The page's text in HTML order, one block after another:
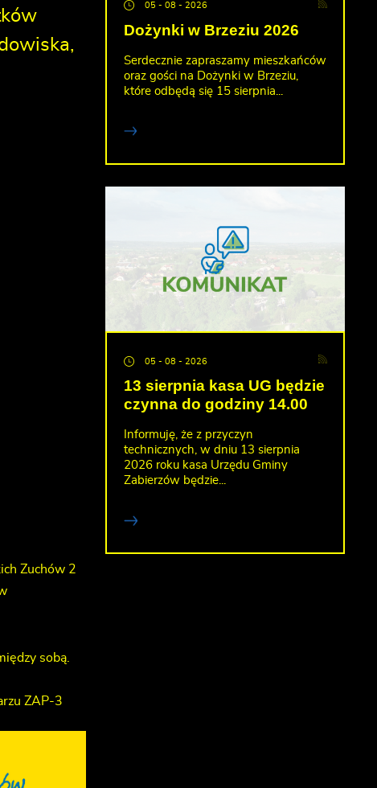
Zuchów 2
sobą.
ZAP-3
05 - 08 - 2026
Dożynki w Brzeziu 2026
Serdecznie zapraszamy mieszkańców
oraz gości na Dożynki w Brzeziu,
które odbędą się 15 sierpnia...
05 - 08 - 2026
13 sierpnia kasa UG będzie
czynna do godziny 14.00
Informuję, że z przyczyn
technicznych, w dniu 13 sierpnia
2026 roku kasa Urzędu Gminy
Zabierzów będzie...